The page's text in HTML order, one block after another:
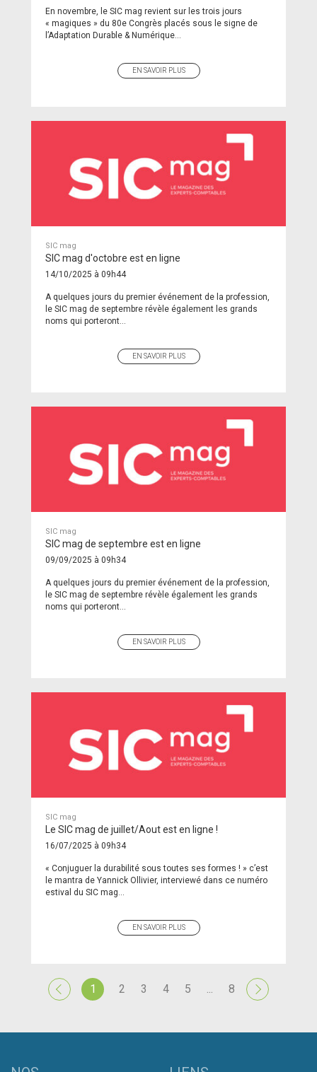
En novembre, le SIC mag revient sur les trois jours
« magiques » du 80e Congrès placés sous le signe de
l’Adaptation Durable & Numérique...
EN SAVOIR PLUS
SIC mag
SIC mag d'octobre est en ligne
14/10/2025 à 09h44
A quelques jours du premier événement de la profession,
le SIC mag de septembre révèle également les grands
noms qui porteront...
EN SAVOIR PLUS
SIC mag
SIC mag de septembre est en ligne
09/09/2025 à 09h34
A quelques jours du premier événement de la profession,
le SIC mag de septembre révèle également les grands
noms qui porteront...
EN SAVOIR PLUS
SIC mag
Le SIC mag de juillet/Aout est en ligne !
16/07/2025 à 09h34
« Conjuguer la durabilité sous toutes ses formes ! » c’est
le mantra de Yannick Ollivier, interviewé dans ce numéro
estival du SIC mag...
EN SAVOIR PLUS
1 2 3 4 5 ... 8